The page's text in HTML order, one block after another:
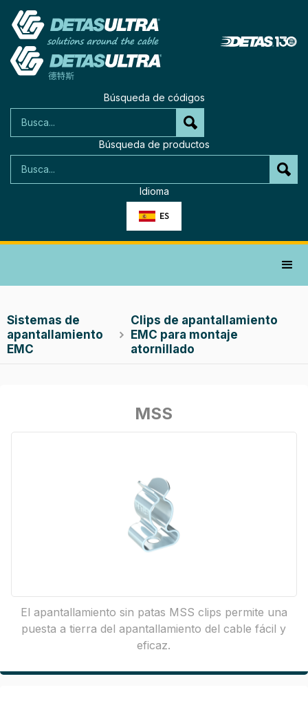
Búsqueda de códigos
Búsqueda de productos
Idioma
ES
Sistemas de
apantallamiento
EMC

Clips de apantallamiento
EMC para montaje
atornillado
MSS
El apantallamiento sin patas MSS clips permite una
puesta a tierra del apantallamiento del cable fácil y
eficaz.